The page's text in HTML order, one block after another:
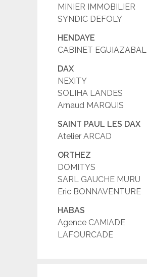
MINIER IMMOBILIER
SYNDIC DEFOLY
HENDAYE
CABINET EGUIAZABAL
DAX
NEXITY
SOLIHA LANDES
Arnaud MARQUIS
SAINT PAUL LES DAX
Atelier ARCAD
ORTHEZ
DOMITYS
SARL GAUCHE MURU
Eric BONNAVENTURE
HABAS
Agence CAMIADE
LAFOURCADE